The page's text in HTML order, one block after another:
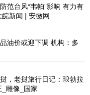
范台风“韦帕”影响 有力有
新闻 | 安徽网
油价或迎下调 机构：多
，老挝旅行日记：琅勃拉
雕像_国家